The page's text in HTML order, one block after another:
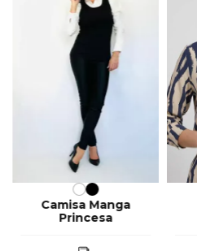
Camisa Manga
Princesa